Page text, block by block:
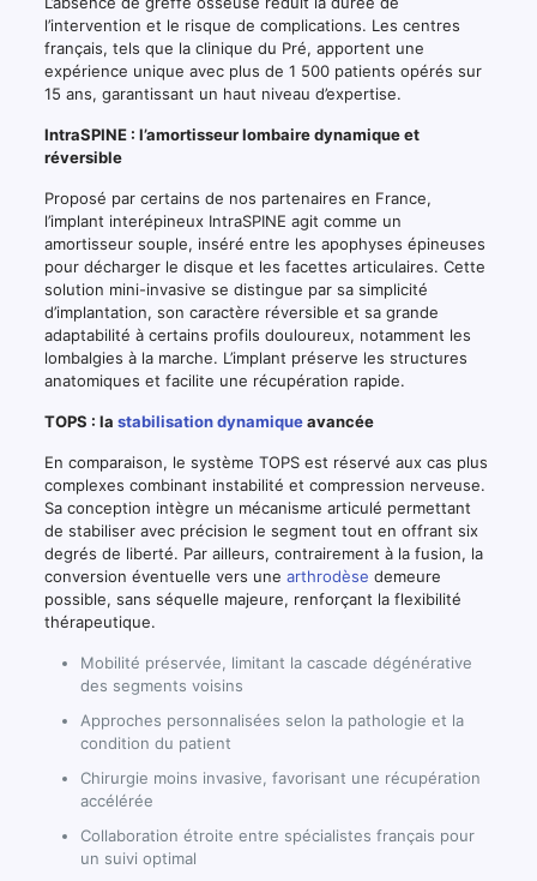
l’intervention et le risque de complications. Les centres
français, tels que la clinique du Pré, apportent une
expérience unique avec plus de 1 500 patients opérés sur
15 ans, garantissant un haut niveau d’expertise.
IntraSPINE : l’amortisseur lombaire dynamique et
réversible
Proposé par certains de nos partenaires en France,
l’implant interépineux IntraSPINE agit comme un
amortisseur souple, inséré entre les apophyses épineuses
pour décharger le disque et les facettes articulaires. Cette
solution mini-invasive se distingue par sa simplicité
d’implantation, son caractère réversible et sa grande
adaptabilité à certains profils douloureux, notamment les
lombalgies à la marche. L’implant préserve les structures
anatomiques et facilite une récupération rapide.
TOPS : la stabilisation dynamiqueavancée
En comparaison, le système TOPS est réservé aux cas plus
complexes combinant instabilité et compression nerveuse.
Sa conception intègre un mécanisme articulé permettant
de stabiliser avec précision le segment tout en offrant six
degrés de liberté. Par ailleurs, contrairement à la fusion, la
conversion éventuelle vers une arthrodèse demeure
possible, sans séquelle majeure, renforçant la flexibilité
thérapeutique.
Mobilité préservée, limitant la cascade dégénérative
des segments voisins
Approches personnalisées selon la pathologie et la
condition du patient
Chirurgie moins invasive, favorisant une récupération
accélérée
Collaboration étroite entre spécialistes français pour
un suivi optimal